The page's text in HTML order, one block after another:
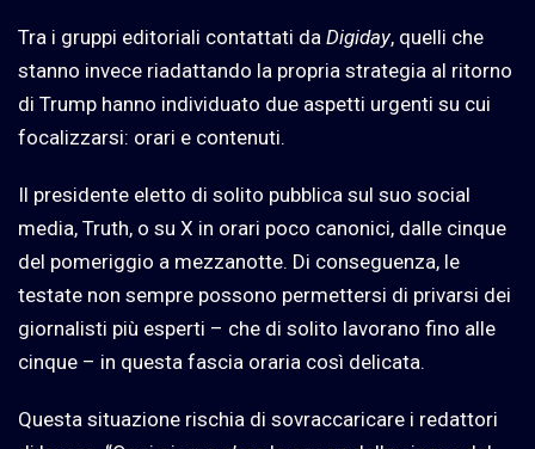
Tra i gruppi editoriali contattati da Digiday, quelli che
stanno invece riadattando la propria strategia al ritorno
di Trump hanno individuato due aspetti urgenti su cui
focalizzarsi: orari e contenuti.
Il presidente eletto di solito pubblica sul suo social
media, Truth, o su X in orari poco canonici, dalle cinque
del pomeriggio a mezzanotte. Di conseguenza, le
testate non sempre possono permettersi di privarsi dei
giornalisti più esperti – che di solito lavorano fino alle
cinque – in questa fascia oraria così delicata.
Questa situazione rischia di sovraccaricare i redattori